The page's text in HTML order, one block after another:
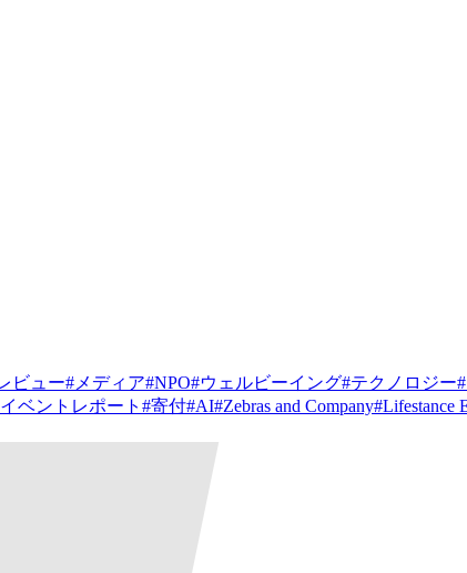
ビュー# メディア#NPO#ウェルビーイング#テクノロジー#
イベントレポート #寄付#AI#Zebras and Company#Lifestance